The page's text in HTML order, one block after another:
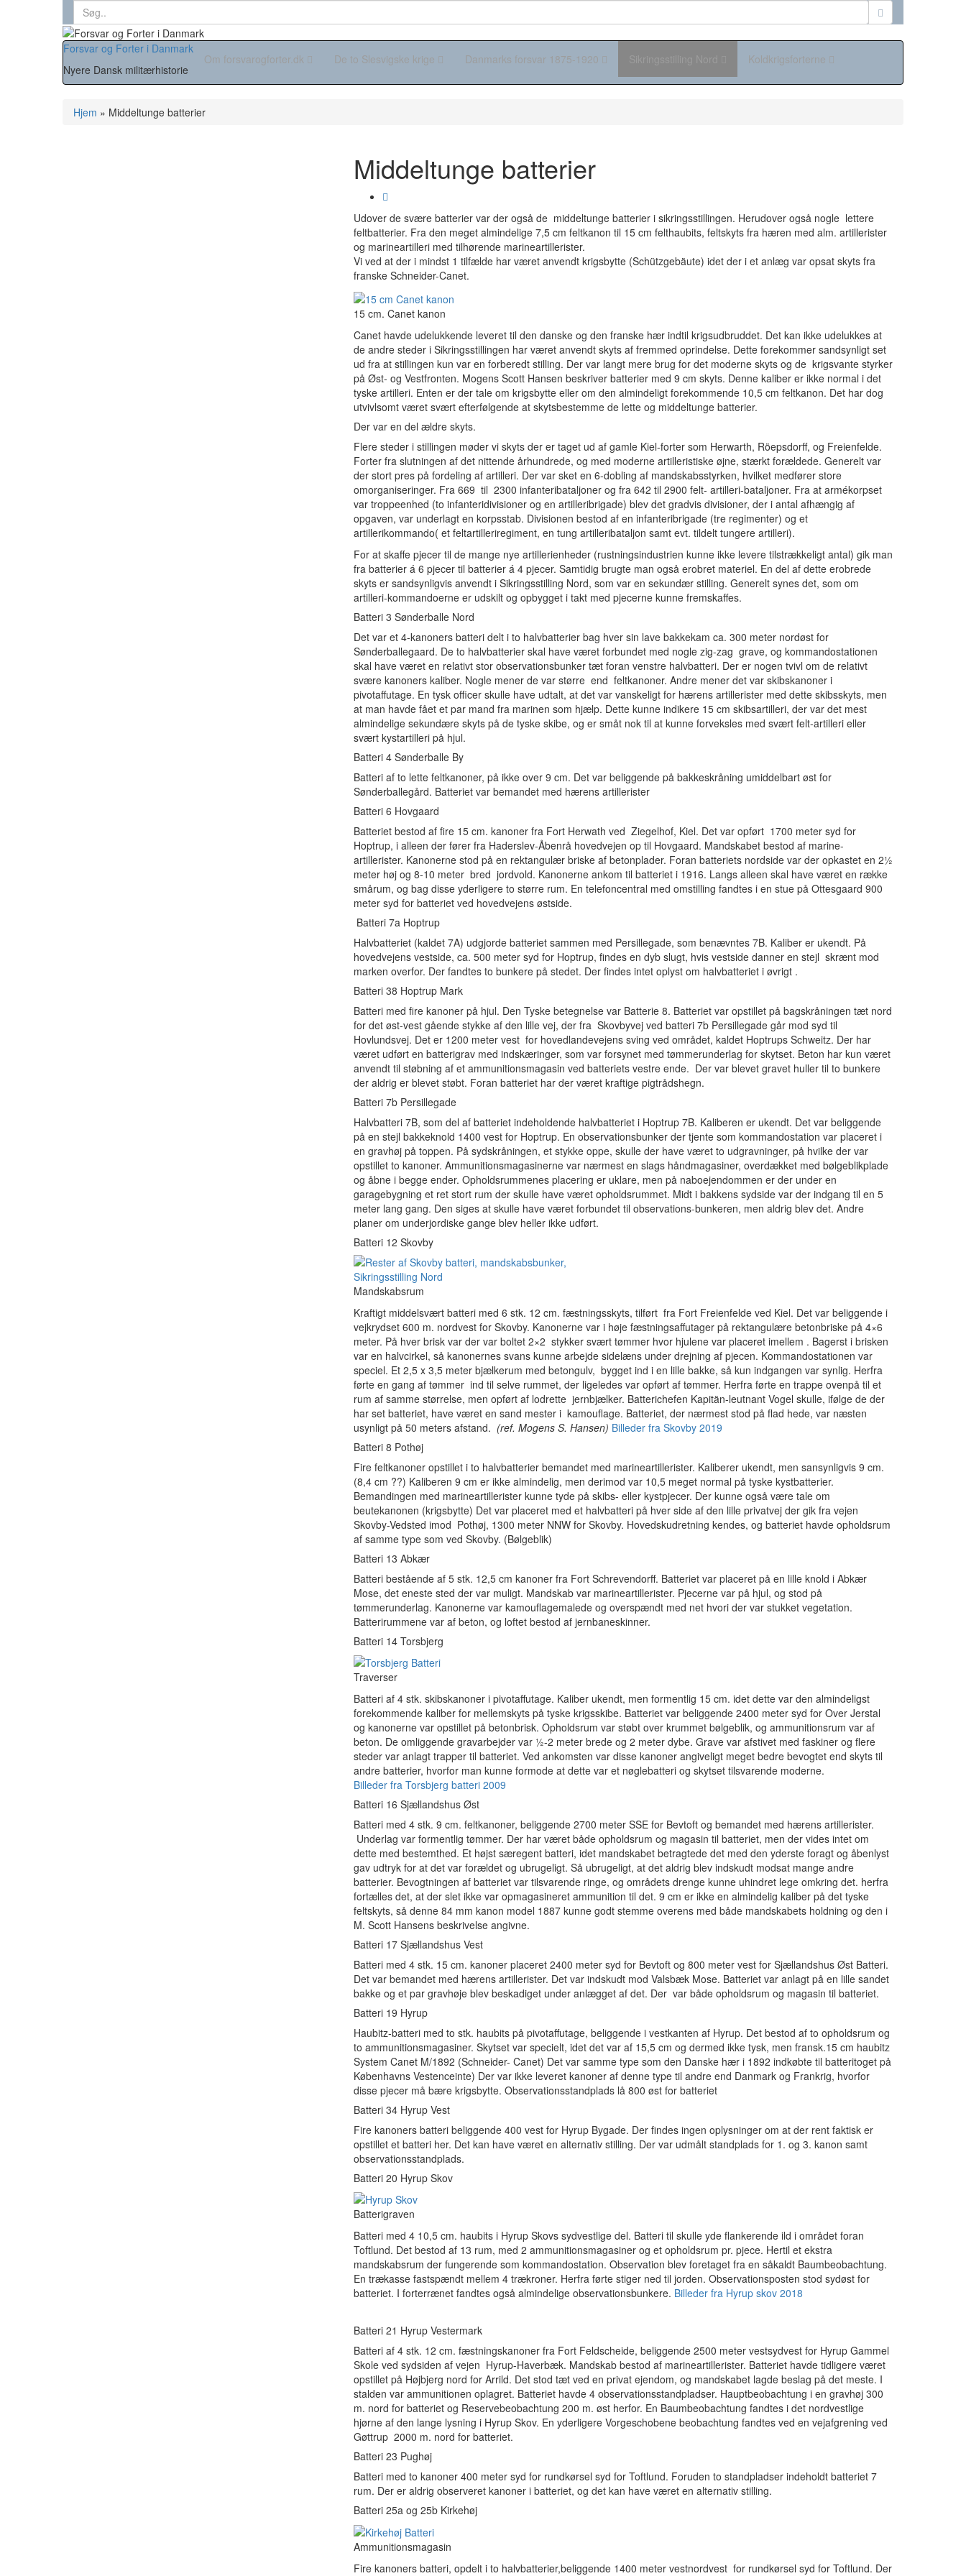
Search
for:
Forsvar og Forter i Danmark
Nyere Dansk militærhistorie
Om forsvarogforter.dk De to Slesvigske krige Danmarks forsvar 1875-1920 Koldkrigsforterne
Hjem » Middeltunge batterier
Middeltunge batterier
Udover de svære batterier var der også de middeltunge batterier i sikringsstillingen. Herudover også nogle lettere
feltbatterier. Fra den meget almindelige 7,5 cm feltkanon til 15 cm felthaubits, feltskyts fra hæren med alm. artillerister
og marineartilleri med tilhørende marineartillerister.
Vi ved at der i mindst 1 tilfælde har været anvendt krigsbytte (Schützgebäute) idet der i et anlæg var opsat skyts fra
franske Schneider-Canet.
15 cm. Canet kanon
Canet havde udelukkende leveret til den danske og den franske hær indtil krigsudbruddet. Det kan ikke udelukkes at
de andre steder i Sikringsstillingen har været anvendt skyts af fremmed oprindelse. Dette forekommer sandsynligt set
ud fra at stillingen kun var en forberedt stilling. Der var langt mere brug for det moderne skyts og de krigsvante styrker
på Øst- og Vestfronten. Mogens Scott Hansen beskriver batterier med 9 cm skyts. Denne kaliber er ikke normal i det
tyske artilleri. Enten er der tale om krigsbytte eller om den almindeligt forekommende 10,5 cm feltkanon. Det har dog
utvivlsomt været svært efterfølgende at skytsbestemme de lette og middeltunge batterier.
Der var en del ældre skyts.
Flere steder i stillingen møder vi skyts der er taget ud af gamle Kiel-forter som Herwarth, Röepsdorff, og Freienfelde.
Forter fra slutningen af det nittende århundrede, og med moderne artilleristiske øjne, stærkt forældede. Generelt var
der stort pres på fordeling af artilleri. Der var sket en 6-dobling af mandskabsstyrken, hvilket medfører store
omorganiseringer. Fra 669 til 2300 infanteribataljoner og fra 642 til 2900 felt- artilleri-bataljoner. Fra at armékorpset
var troppeenhed (to infanteridivisioner og en artilleribrigade) blev det gradvis divisioner, der i antal afhængig af
opgaven, var underlagt en korpsstab. Divisionen bestod af en infanteribrigade (tre regimenter) og et
artillerikommando( et feltartilleriregiment, en tung artilleribataljon samt evt. tildelt tungere artilleri).
For at skaffe pjecer til de mange nye artillerienheder (rustningsindustrien kunne ikke levere tilstrækkeligt antal) gik man
fra batterier á 6 pjecer til batterier á 4 pjecer. Samtidig brugte man også erobret materiel. En del af dette erobrede
skyts er sandsynligvis anvendt i Sikringsstilling Nord, som var en sekundær stilling. Generelt synes det, som om
artilleri-kommandoerne er udskilt og opbygget i takt med pjecerne kunne fremskaffes.
Batteri 3 Sønderballe Nord
Det var et 4-kanoners batteri delt i to halvbatterier bag hver sin lave bakkekam ca. 300 meter nordøst for
Sønderballegaard. De to halvbatterier skal have været forbundet med nogle zig-zag grave, og kommandostationen
skal have været en relativt stor observationsbunker tæt foran venstre halvbatteri. Der er nogen tvivl om de relativt
svære kanoners kaliber. Nogle mener de var større end feltkanoner. Andre mener det var skibskanoner i
pivotaffutage. En tysk officer skulle have udtalt, at det var vanskeligt for hærens artillerister med dette skibsskyts, men
at man havde fået et par mand fra marinen som hjælp. Dette kunne indikere 15 cm skibsartilleri, der var det mest
almindelige sekundære skyts på de tyske skibe, og er småt nok til at kunne forveksles med svært felt-artilleri eller
svært kystartilleri på hjul.
Batteri 4 Sønderballe By
Batteri af to lette feltkanoner, på ikke over 9 cm. Det var beliggende på bakkeskråning umiddelbart øst for
Sønderballegård. Batteriet var bemandet med hærens artillerister
Batteri 6 Hovgaard
Batteriet bestod af fire 15 cm. kanoner fra Fort Herwath ved Ziegelhof, Kiel. Det var opført 1700 meter syd for
Hoptrup, i alleen der fører fra Haderslev-Åbenrå hovedvejen op til Hovgaard. Mandskabet bestod af marine-
artillerister. Kanonerne stod på en rektangulær briske af betonplader. Foran batteriets nordside var der opkastet en 2½
meter høj og 8-10 meter bred jordvold. Kanonerne ankom til batteriet i 1916. Langs alleen skal have været en række
smårum, og bag disse yderligere to større rum. En telefoncentral med omstilling fandtes i en stue på Ottesgaard 900
meter syd for batteriet ved hovedvejens østside.
Batteri 7a Hoptrup
Halvbatteriet (kaldet 7A) udgjorde batteriet sammen med Persillegade, som benævntes 7B. Kaliber er ukendt. På
hovedvejens vestside, ca. 500 meter syd for Hoptrup, findes en dyb slugt, hvis vestside danner en stejl skrænt mod
marken overfor. Der fandtes to bunkere på stedet. Der findes intet oplyst om halvbatteriet i øvrigt .
Batteri 38 Hoptrup Mark
Batteri med fire kanoner på hjul. Den Tyske betegnelse var Batterie 8. Batteriet var opstillet på bagskråningen tæt nord
for det øst-vest gående stykke af den lille vej, der fra Skovbyvej ved batteri 7b Persillegade går mod syd til
Hovlundsvej. Det er 1200 meter vest for hovedlandevejens sving ved området, kaldet Hoptrups Schweitz. Der har
været udført en batterigrav med indskæringer, som var forsynet med tømmerunderlag for skytset. Beton har kun været
anvendt til støbning af et ammunitionsmagasin ved batteriets vestre ende. Der var blevet gravet huller til to bunkere
der aldrig er blevet støbt. Foran batteriet har der været kraftige pigtrådshegn.
Batteri 7b Persillegade
Halvbatteri 7B, som del af batteriet indeholdende halvbatteriet i Hoptrup 7B. Kaliberen er ukendt. Det var beliggende
på en stejl bakkeknold 1400 vest for Hoptrup. En observationsbunker der tjente som kommandostation var placeret i
en gravhøj på toppen. På sydskråningen, et stykke oppe, skulle der have været to udgravninger, på hvilke der var
opstillet to kanoner. Ammunitionsmagasinerne var nærmest en slags håndmagasiner, overdækket med bølgeblikplade
og åbne i begge ender. Opholdsrummenes placering er uklare, men på naboejendommen er der under en
garagebygning et ret stort rum der skulle have været opholdsrummet. Midt i bakkens sydside var der indgang til en 5
meter lang gang. Den siges at skulle have været forbundet til observations-bunkeren, men aldrig blev det. Andre
planer om underjordiske gange blev heller ikke udført.
Batteri 12 Skovby
Mandskabsrum
Kraftigt middelsvært batteri med 6 stk. 12 cm. fæstningsskyts, tilført fra Fort Freienfelde ved Kiel. Det var beliggende i
vejkrydset 600 m. nordvest for Skovby. Kanonerne var i høje fæstningsaffutager på rektangulære betonbriske på 4×6
meter. På hver brisk var der var boltet 2×2 stykker svært tømmer hvor hjulene var placeret imellem . Bagerst i brisken
var en halvcirkel, så kanonernes svans kunne arbejde sidelæns under drejning af pjecen. Kommandostationen var
speciel. Et 2,5 x 3,5 meter bjælkerum med betongulv, bygget ind i en lille bakke, så kun indgangen var synlig. Herfra
førte en gang af tømmer ind til selve rummet, der ligeledes var opført af tømmer. Herfra førte en trappe ovenpå til et
rum af samme størrelse, men opført af lodrette jernbjælker. Batterichefen Kapitän-leutnant Vogel skulle, ifølge de der
har set batteriet, have været en sand mester i kamouflage. Batteriet, der nærmest stod på flad hede, var næsten
usynligt på 50 meters afstand. (ref. Mogens S. Hansen) Billeder fra Skovby 2019
Batteri 8 Pothøj
Fire feltkanoner opstillet i to halvbatterier bemandet med marineartillerister. Kaliberer ukendt, men sansynligvis 9 cm.
(8,4 cm ??) Kaliberen 9 cm er ikke almindelig, men derimod var 10,5 meget normal på tyske kystbatterier.
Bemandingen med marineartillerister kunne tyde på skibs- eller kystpjecer. Der kunne også være tale om
beutekanonen (krigsbytte) Det var placeret med et halvbatteri på hver side af den lille privatvej der gik fra vejen
Skovby-Vedsted imod Pothøj, 1300 meter NNW for Skovby. Hovedskudretning kendes, og batteriet havde opholdsrum
af samme type som ved Skovby. (Bølgeblik)
Batteri 13 Abkær
Batteri bestående af 5 stk. 12,5 cm kanoner fra Fort Schrevendorff. Batteriet var placeret på en lille knold i Abkær
Mose, det eneste sted der var muligt. Mandskab var marineartillerister. Pjecerne var på hjul, og stod på
tømmerunderlag. Kanonerne var kamouflagemalede og overspændt med net hvori der var stukket vegetation.
Batterirummene var af beton, og loftet bestod af jernbaneskinner.
Batteri 14 Torsbjerg
Traverser
Batteri af 4 stk. skibskanoner i pivotaffutage. Kaliber ukendt, men formentlig 15 cm. idet dette var den almindeligst
forekommende kaliber for mellemskyts på tyske krigsskibe. Batteriet var beliggende 2400 meter syd for Over Jerstal
og kanonerne var opstillet på betonbrisk. Opholdsrum var støbt over krummet bølgeblik, og ammunitionsrum var af
beton. De omliggende gravarbejder var ½-2 meter brede og 2 meter dybe. Grave var afstivet med faskiner og flere
steder var anlagt trapper til batteriet. Ved ankomsten var disse kanoner angiveligt meget bedre bevogtet end skyts til
andre batterier, hvorfor man kunne formode at dette var et nøglebatteri og skytset tilsvarende moderne.
Billeder fra Torsbjerg batteri 2009
Batteri 16 Sjællandshus Øst
Batteri med 4 stk. 9 cm. feltkanoner, beliggende 2700 meter SSE for Bevtoft og bemandet med hærens artillerister.
Underlag var formentlig tømmer. Der har været både opholdsrum og magasin til batteriet, men der vides intet om
dette med bestemthed. Et højst særegent batteri, idet mandskabet betragtede det med den yderste foragt og åbenlyst
gav udtryk for at det var forældet og ubrugeligt. Så ubrugeligt, at det aldrig blev indskudt modsat mange andre
batterier. Bevogtningen af batteriet var tilsvarende ringe, og områdets drenge kunne uhindret lege omkring det. herfra
fortælles det, at der slet ikke var opmagasineret ammunition til det. 9 cm er ikke en almindelig kaliber på det tyske
feltskyts, så denne 84 mm kanon model 1887 kunne godt stemme overens med både mandskabets holdning og den i
M. Scott Hansens beskrivelse angivne.
Batteri 17 Sjællandshus Vest
Batteri med 4 stk. 15 cm. kanoner placeret 2400 meter syd for Bevtoft og 800 meter vest for Sjællandshus Øst Batteri.
Det var bemandet med hærens artillerister. Det var indskudt mod Valsbæk Mose. Batteriet var anlagt på en lille sandet
bakke og et par gravhøje blev beskadiget under anlægget af det. Der var både opholdsrum og magasin til batteriet.
Batteri 19 Hyrup
Haubitz-batteri med to stk. haubits på pivotaffutage, beliggende i vestkanten af Hyrup. Det bestod af to opholdsrum og
to ammunitionsmagasiner. Skytset var specielt, idet det var af 15,5 cm og dermed ikke tysk, men fransk.15 cm haubitz
System Canet M/1892 (Schneider- Canet) Det var samme type som den Danske hær i 1892 indkøbte til batteritoget på
Københavns Vestenceinte) Der var ikke leveret kanoner af denne type til andre end Danmark og Frankrig, hvorfor
disse pjecer må bære krigsbytte. Observationsstandplads lå 800 øst for batteriet
Batteri 34 Hyrup Vest
Fire kanoners batteri beliggende 400 vest for Hyrup Bygade. Der findes ingen oplysninger om at der rent faktisk er
opstillet et batteri her. Det kan have været en alternativ stilling. Der var udmålt standplads for 1. og 3. kanon samt
observationsstandplads.
Batteri 20 Hyrup Skov
Batterigraven
Batteri med 4 10,5 cm. haubits i Hyrup Skovs sydvestlige del. Batteri til skulle yde flankerende ild i området foran
Toftlund. Det bestod af 13 rum, med 2 ammunitionsmagasiner og et opholdsrum pr. pjece. Hertil et ekstra
mandskabsrum der fungerende som kommandostation. Observation blev foretaget fra en såkaldt Baumbeobachtung.
En trækasse fastspændt mellem 4 trækroner. Herfra førte stiger ned til jorden. Observationsposten stod sydøst for
batteriet. I forterrænet fandtes også almindelige observationsbunkere. Billeder fra Hyrup skov 2018
Batteri 21 Hyrup Vestermark
Batteri af 4 stk. 12 cm. fæstningskanoner fra Fort Feldscheide, beliggende 2500 meter vestsydvest for Hyrup Gammel
Skole ved sydsiden af vejen Hyrup-Haverbæk. Mandskab bestod af marineartillerister. Batteriet havde tidligere været
opstillet på Højbjerg nord for Arrild. Det stod tæt ved en privat ejendom, og mandskabet lagde beslag på det meste. I
stalden var ammunitionen oplagret. Batteriet havde 4 observationsstandpladser. Hauptbeobachtung i en gravhøj 300
m. nord for batteriet og Reservebeobachtung 200 m. øst herfor. En Baumbeobachtung fandtes i det nordvestlige
hjørne af den lange lysning i Hyrup Skov. En yderligere Vorgeschobene beobachtung fandtes ved en vejafgrening ved
Gøttrup 2000 m. nord for batteriet.
Batteri 23 Pughøj
Batteri med to kanoner 400 meter syd for rundkørsel syd for Toftlund. Foruden to standpladser indeholdt batteriet 7
rum. Der er aldrig observeret kanoner i batteriet, og det kan have været en alternativ stilling.
Batteri 25a og 25b Kirkehøj
Ammunitionsmagasin
Fire kanoners batteri, opdelt i to halvbatterier,beliggende 1400 meter vestnordvest for rundkørsel syd for Toftlund. Der